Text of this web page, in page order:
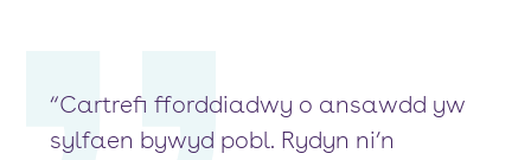
“Cartrefi fforddiadwy o ansawdd yw
sylfaen bywyd pobl. Rydyn ni’n